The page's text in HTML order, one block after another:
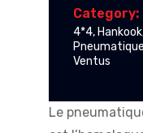
Category:
4*4, Hankook
Pneumatique
Ventus
Le